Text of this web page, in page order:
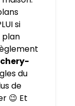
si
plan
du
de
😉 Et